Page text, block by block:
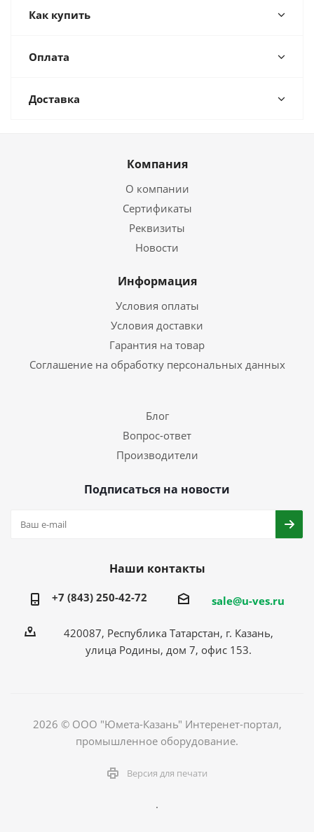
Как купить
Оплата
Доставка
Компания
О компании
Сертификаты
Реквизиты
Новости
Информация
Условия оплаты
Условия доставки
Гарантия на товар
Соглашение на обработку персональных данных
Блог
Вопрос-ответ
Производители
Подписаться на новости
Наши контакты
+7 (843) 250-42-72 sale@u-ves.ru
420087, Республика Татарстан, г. Казань,
улица Родины, дом 7, офис 153.
2026 © ООО "Юмета-Казань" Интеренет-портал,
промышленное оборудование.
Версия для печати
.